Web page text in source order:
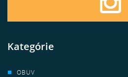
Kategórie
OBUV